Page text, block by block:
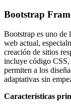
Bootstrap
Bootstrap es uno de
web actual,
creación de sitios
incluye código CSS,
permiten a los
adaptativas sin
Características